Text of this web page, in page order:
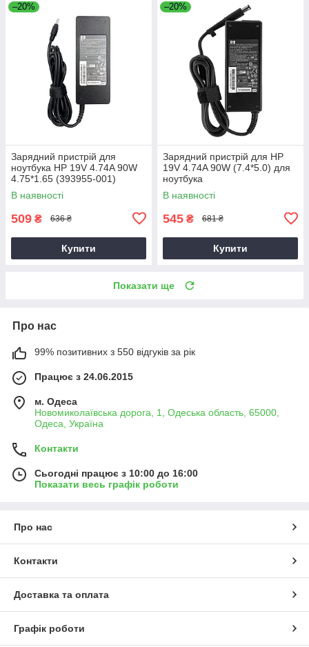
–20%
Зарядний пристрій для
ноутбука HP 19V 4.74A 90W
4.75*1.65 (393955-001)
В наявності
509 ₴ 636 ₴
Купити
–20%
Зарядний пристрій для HP
19V 4.74A 90W (7.4*5.0) для
ноутбука
В наявності
545 ₴ 681 ₴
Купити
Показати ще
Про нас
99% позитивних з 550 відгуків за рік
Працює з 24.06.2015
м. Одеса
Новомиколаївська дорога, 1, Одеська область, 65000,
Одеса, Україна
Контакти
Сьогодні працює з 10:00 до 16:00
Показати весь графік роботи
Про нас
Контакти
Доставка та оплата
Графік роботи